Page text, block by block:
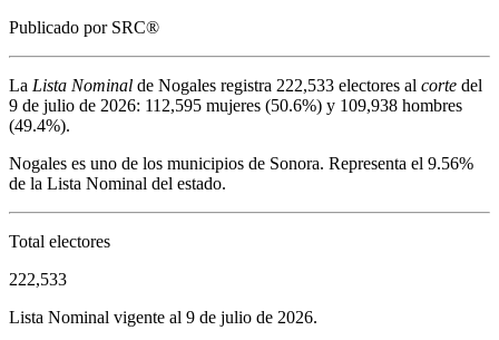
Publicado por SRC®
La Lista Nominal de Nogales registra 222,533 electores al corte del
9 de julio de 2026: 112,595 mujeres (50.6%) y 109,938 hombres
(49.4%).
Nogales es uno de los municipios de Sonora. Representa el 9.56%
de la Lista Nominal del estado.
Total electores
222,533
Lista Nominal vigente al 9 de julio de 2026.